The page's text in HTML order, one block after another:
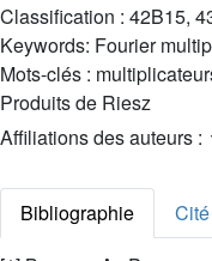
Classification : 42B15,
Keywords: Fourier
Mots-clés :
Produits de Riesz
Affiliations des auteurs :
Bibliographie